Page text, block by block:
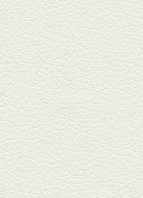
２階「焼鳥こ
レな店構えで
放送
あか牛串 ウ
乗せ
裏、創作串揚
ハル」へ「銀
放送
カツ＆合鴨
煮